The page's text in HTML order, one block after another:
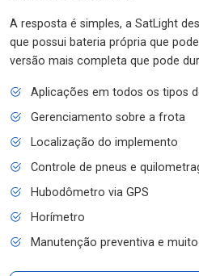
A resposta é simples, a SatLight
que possui bateria própria que
versão mais completa que pode
Aplicações em todos os tipos
Gerenciamento sobre a frota
Localização do implemento
Controle de pneus e
Hubodômetro via GPS
Horímetro
Manutenção preventiva e